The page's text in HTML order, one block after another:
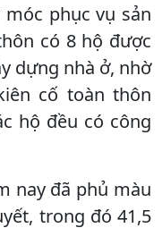
phục vụ sản
có 8 hộ được
dựng nhà ở, nhờ
cố toàn thôn
hộ đều có công
nay đã phủ màu
trong đó 41,5